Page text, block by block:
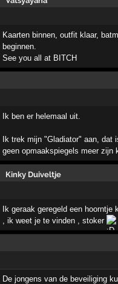
Kaarten binnen, outfit klaar,
beginnen.
See you all at BITCH
Ik ben er helemaal uit.
Ik trek mijn "Gladiator" aan,
geen opmaakspiegels meer zijn
Kinky Duiveltje
Ik geraak geregeld een
, ik weet je te vinden , stoker
De jongens van de beveiliging